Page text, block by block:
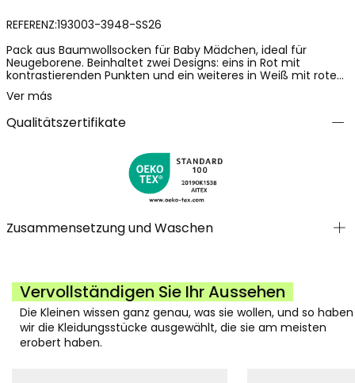
REFERENZ:193003-3948-SS26
Pack aus Baumwollsocken für Baby Mädchen, ideal für
Neugeborene. Beinhaltet zwei Designs: eins in Rot mit
kontrastierenden Punkten und ein weiteres in Weiß mit roten
Akzenten und einem Marienkäfer-Muster. Das
Baumwollgewebe sorgt für Weichheit und Komfort für die
empfindliche Haut des Babys. Verfügbar in den Größen: 16/18,
19/21 und 22/24. Perfekte Socken, um die Füße des Babys
Winteroutfit einen Farbakzent zu verleihen.
Ver más
Qualitätszertifikate
Zusammensetzung und Waschen
Vervollständigen Sie Ihr Aussehen
Die Kleinen wissen ganz genau, was sie wollen, und so haben
wir die Kleidungsstücke ausgewählt, die sie am meisten
erobert haben.